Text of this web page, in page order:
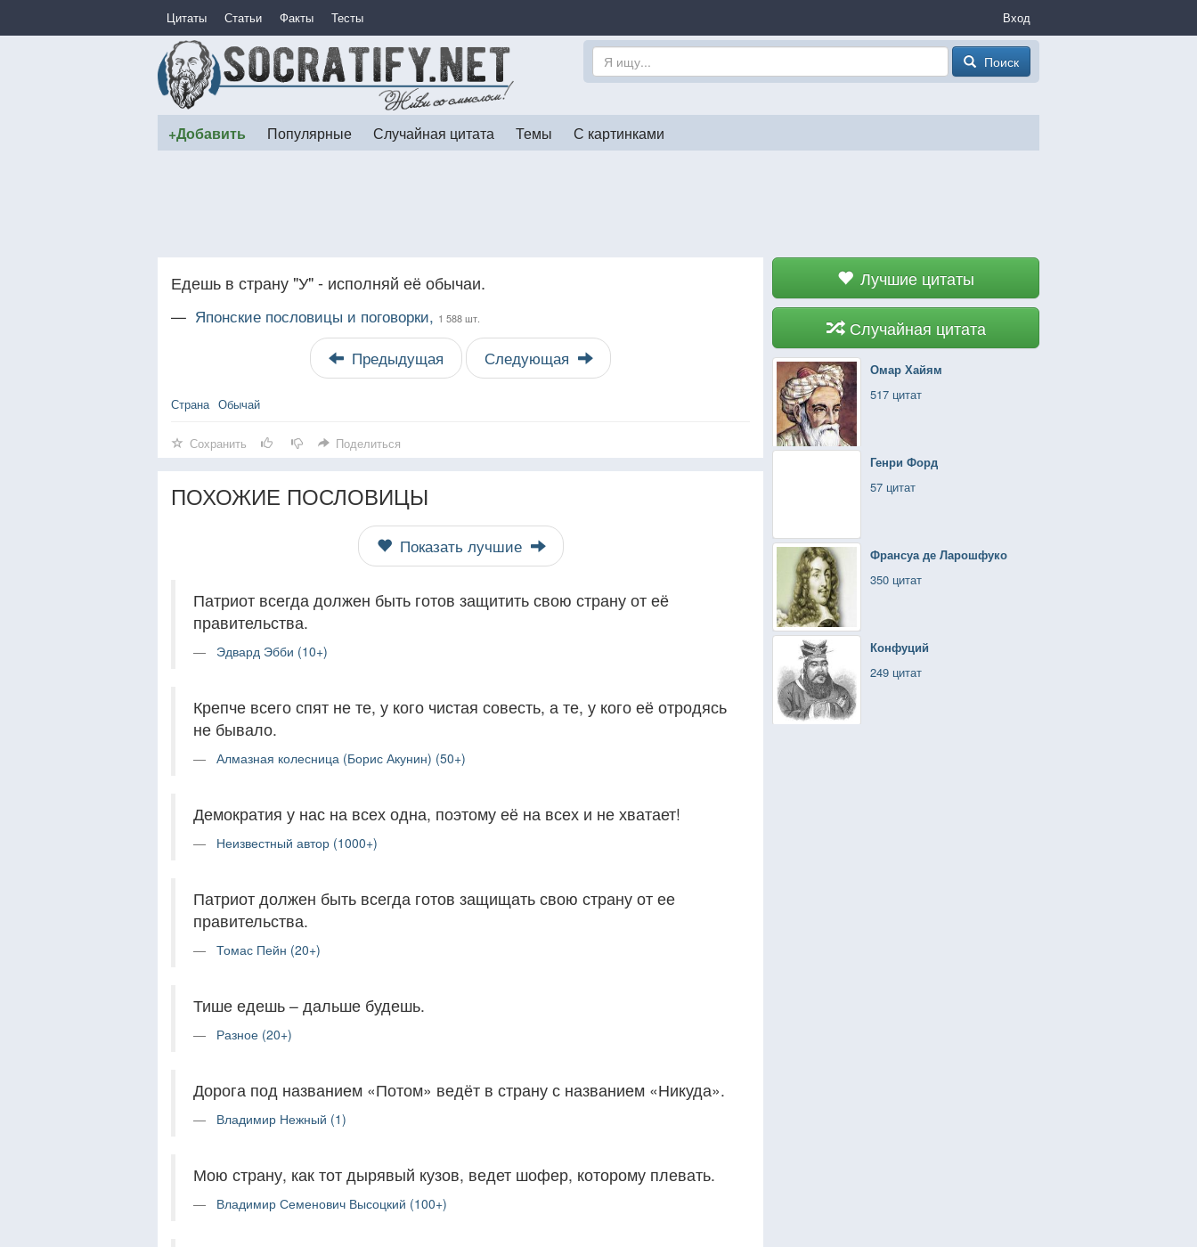
Цитаты Статьи Факты Тесты Вход
Поиск
+Добавить Популярные Случайная цитата Темы С картинками
Лучшие цитаты
Случайная цитата
Омар Хайям
517 цитат
Генри Форд
57 цитат
Франсуа де Ларошфуко
350 цитат
Конфуций
249 цитат
Едешь в страну "У" - исполняй её обычаи.
— Японские пословицы и поговорки, 1 588 шт.
Предыдущая Следующая
Страна Обычай
Сохранить Поделиться
ПОХОЖИЕ ПОСЛОВИЦЫ
Показать лучшие
Патриот всегда должен быть готов защитить свою страну от её
правительства.
Эдвард Эбби (10+)
Крепче всего спят не те, у кого чистая совесть, а те, у кого её отродясь
не бывало.
Алмазная колесница (Борис Акунин) (50+)
Демократия у нас на всех одна, поэтому её на всех и не хватает!
Неизвестный автор (1000+)
Патриот должен быть всегда готов защищать свою страну от ее
правительства.
Томас Пейн (20+)
Тише едешь – дальше будешь.
Разное (20+)
Дорога под названием «Потом» ведёт в страну с названием «Никуда».
Владимир Нежный (1)
Мою страну, как тот дырявый кузов, ведет шофер, которому плевать.
Владимир Семенович Высоцкий (100+)